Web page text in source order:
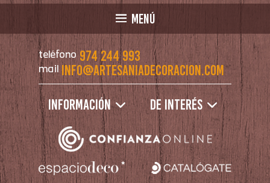
MENÚ
teléfono 974 244 993
mail info@artesaniadecoracion.com
Información
De interés